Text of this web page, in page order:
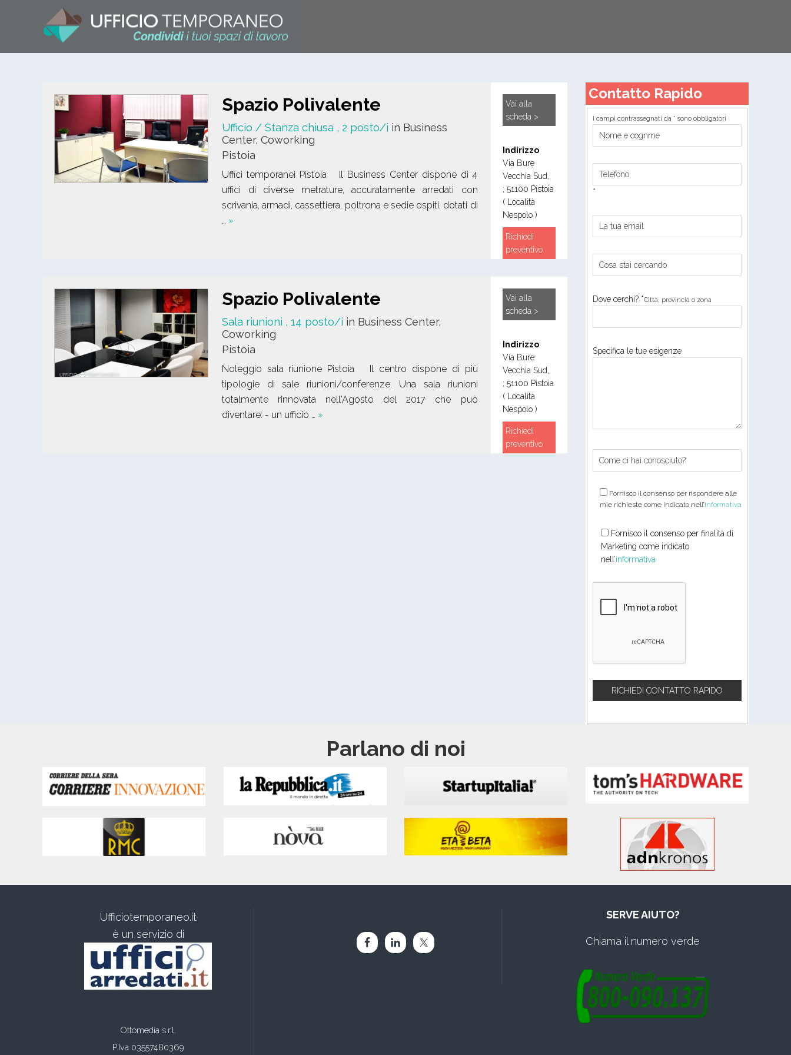
Spazio Polivalente
Ufficio / Stanza chiusa , 2 posto/i in Business
Center, Coworking
Pistoia
Uffici temporanei Pistoia Il Business Center dispone di 4
uffici di diverse metrature, accuratamente arredati con
scrivania, armadi, cassettiera, poltrona e sedie ospiti, dotati di
… »
Vai alla
scheda >
Indirizzo
Via Bure
Vecchia Sud,
;51100 Pistoia
( Località
Nespolo )
Richiedi
preventivo
Spazio Polivalente
Sala riunioni , 14 posto/i in Business Center,
Coworking
Pistoia
Noleggio sala riunione Pistoia Il centro dispone di più
tipologie di sale riunioni/conferenze. Una sala riunioni
totalmente rinnovata nell'Agosto del 2017 che può
diventare: - un ufficio … »
Vai alla
scheda >
Indirizzo
Via Bure
Vecchia Sud,
;51100 Pistoia
( Località
Nespolo )
Richiedi
preventivo
Contatto Rapido
I campi contrassegnati da * sono obbligatori
*
Dove cerchi? *Città, provincia o zona
Specifica le tue esigenze
Fornisco il consenso per rispondere alle
mie richieste come indicato nell’informativa
Fornisco il consenso per finalità di
Marketing come indicato
nell’informativa
Parlano di noi
Ufficiotemporaneo.it
è un servizio di
Ottomedia s.r.l.
P.Iva 03557480369
SERVE AIUTO?
Chiama il numero verde